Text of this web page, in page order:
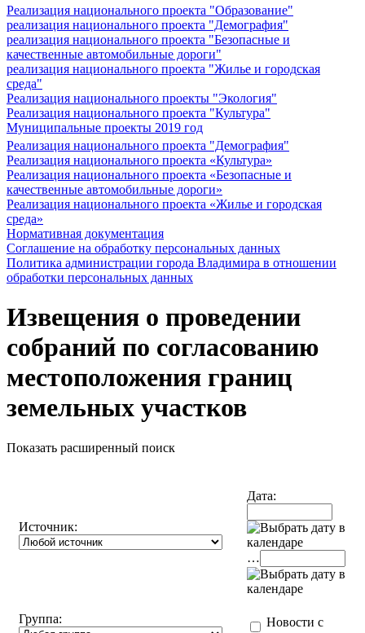
Реализация национального проекта "Образование"
реализация национального проекта "Демография"
реализация национального проекта "Безопасные и
качественные автомобильные дороги"
реализация национального проекта "Жилье и городская
среда"
Реализация национального проекты "Экология"
Реализация национального проекта "Культура"
Муниципальные проекты 2019 год
Реализация национального проекта "Демография"
Реализация национального проекта «Культура»
Реализация национального проекта «Безопасные и
качественные автомобильные дороги»
Реализация национального проекта «Жилье и городская
среда»
Нормативная документация
Соглашение на обработку персональных данных
Политика администрации города Владимира в отношении
обработки персональных данных
Извещения о проведении
собраний по согласованию
местоположения границ
земельных участков
Показать расширенный поиск
Источник:
Дата:
…
Группа:
Новости с